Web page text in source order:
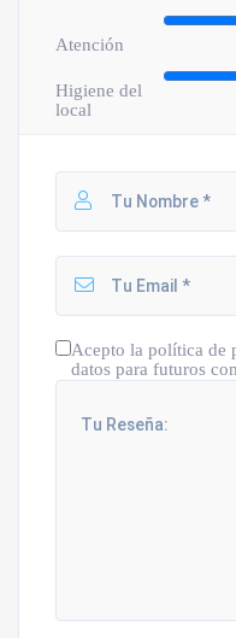
Atención
Higiene del
local
Acepto la política de
datos para futuros